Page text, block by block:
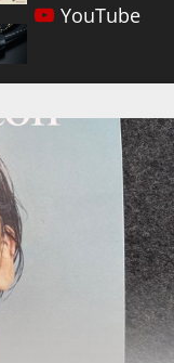
YouTube